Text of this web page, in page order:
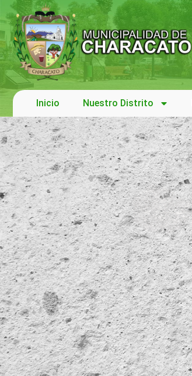
Inicio Nuestro Distrito